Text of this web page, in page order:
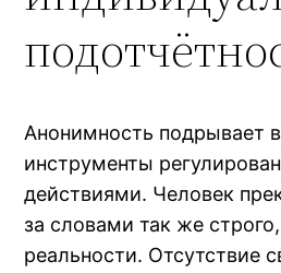
Анонимность подрывает
инструменты
действиями. Человек
за словами так же
реальности. Отсутствие